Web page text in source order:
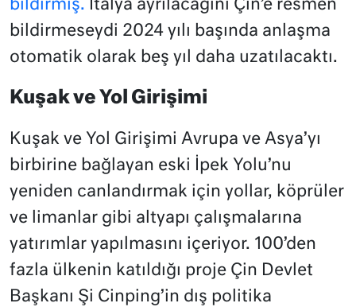
bildirmiş. İtalya ayrılacağını Çin’e resmen
bildirmeseydi 2024 yılı başında anlaşma
otomatik olarak beş yıl daha uzatılacaktı.
Kuşak ve Yol Girişimi
Kuşak ve Yol Girişimi Avrupa ve Asya’yı
birbirine bağlayan eski İpek Yolu’nu
yeniden canlandırmak için yollar, köprüler
ve limanlar gibi altyapı çalışmalarına
yatırımlar yapılmasını içeriyor. 100’den
fazla ülkenin katıldığı proje Çin Devlet
Başkanı Şi Cinping’in dış politika